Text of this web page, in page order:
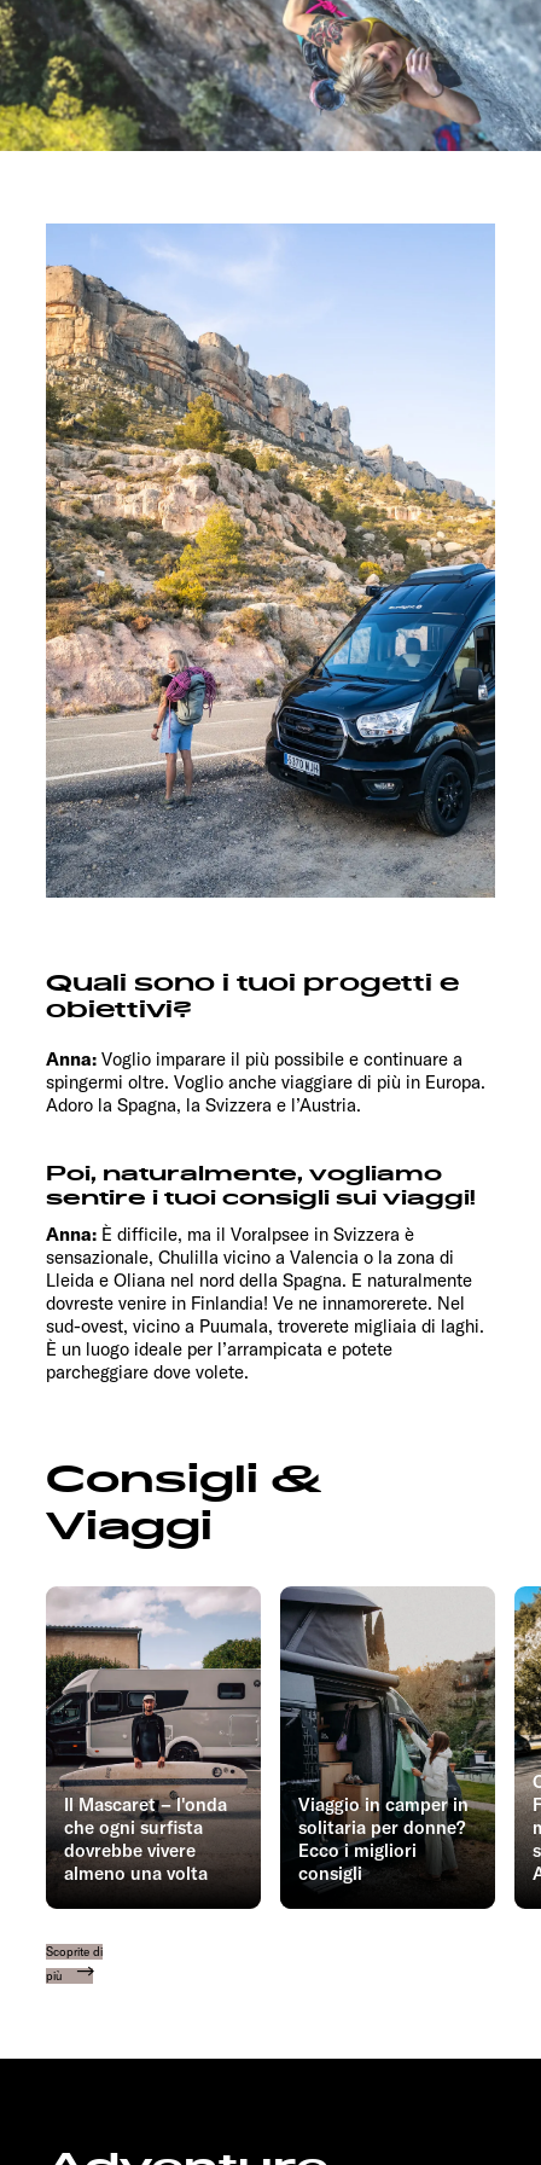
Quali sono i tuoi progetti e
obiettivi?
Anna: Voglio imparare il più possibile e continuare a
spingermi oltre. Voglio anche viaggiare di più in Europa.
Adoro la Spagna, la Svizzera e l’Austria.
Poi, naturalmente, vogliamo
sentire i tuoi consigli sui viaggi!
Anna: È difficile, ma il Voralpsee in Svizzera è
sensazionale, Chulilla vicino a Valencia o la zona di
Lleida e Oliana nel nord della Spagna. E naturalmente
dovreste venire in Finlandia! Ve ne innamorerete. Nel
sud-ovest, vicino a Puumala, troverete migliaia di laghi.
È un luogo ideale per l’arrampicata e potete
parcheggiare dove volete.
Consigli &
Viaggi
Il Mascaret – l'onda
che ogni surfista
dovrebbe vivere
almeno una volta
Viaggio in camper in
solitaria per donne?
Ecco i migliori
consigli
Scoprite di
più